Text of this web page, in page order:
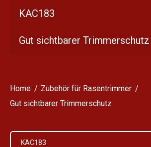
KAC183
Gut sichtbarer Trimmerschutz
Home
Zubehör für Rasentrimmer
Gut sichtbarer Trimmerschutz
KAC183